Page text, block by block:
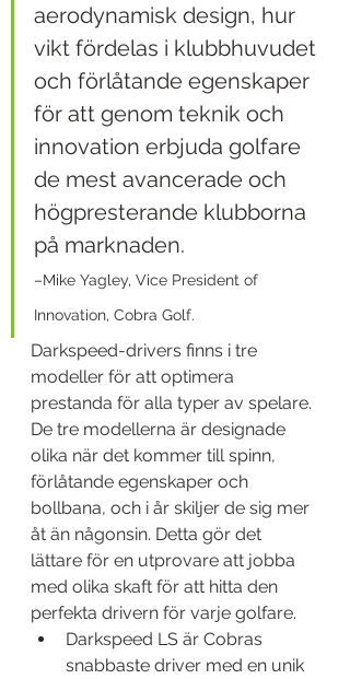
aerodynamisk design, hur
vikt fördelas i klubbhuvudet
och förlåtande egenskaper
för att genom teknik och
innovation erbjuda golfare
de mest avancerade och
högpresterande klubborna
på marknaden.
–Mike Yagley, Vice President of
Innovation, Cobra Golf.
Darkspeed-drivers finns i tre
modeller för att optimera
prestanda för alla typer av spelare.
De tre modellerna är designade
olika när det kommer till spinn,
förlåtande egenskaper och
bollbana, och i år skiljer de sig mer
åt än någonsin. Detta gör det
lättare för en utprovare att jobba
med olika skaft för att hitta den
perfekta drivern för varje golfare.
Darkspeed LS är Cobras
snabbaste driver med en unik